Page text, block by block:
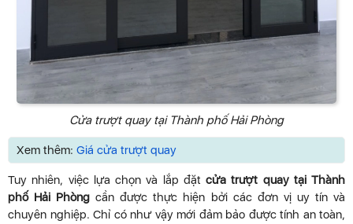
Cửa trượt quay tại Thành phố Hải Phòng
Xem thêm: Giá cửa trượt quay
Tuy nhiên, việc lựa chọn và lắp đặt cửa trượt quay tại Thành
phố Hải Phòng cần được thực hiện bởi các đơn vị uy tín và
chuyên nghiệp. Chỉ có như vậy mới đảm bảo được tính an toàn,